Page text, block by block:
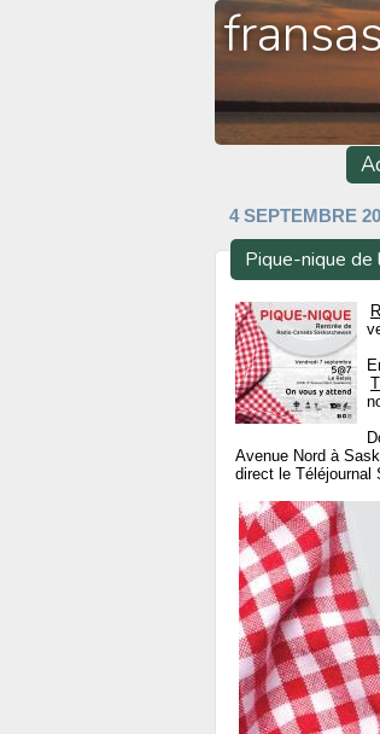
4 SEPTEMBRE
Pique-nique de
Avenue Nord à
direct le Téléjournal